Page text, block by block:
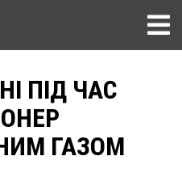
ПІД ЧАС
ГАЗОМ